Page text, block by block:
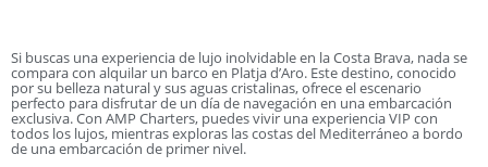
Si buscas una experiencia de lujo inolvidable en la Costa Brava, nada se
compara con alquilar un barco en Platja d’Aro. Este destino, conocido
por su belleza natural y sus aguas cristalinas, ofrece el escenario
perfecto para disfrutar de un día de navegación en una embarcación
exclusiva. Con AMP Charters, puedes vivir una experiencia VIP con
todos los lujos, mientras exploras las costas del Mediterráneo a bordo
de una embarcación de primer nivel.